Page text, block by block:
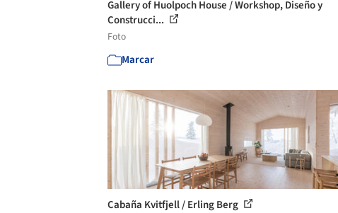
Gallery of Huolpoch House / Workshop, Diseño y
Construcci...
Foto
Marcar
Cabaña Kvitfjell / Erling Berg